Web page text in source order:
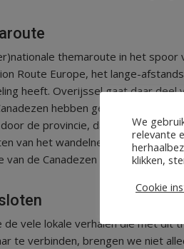
themaroute in het
Route Europe, het lange-
heeft. Overijssel gaat daar deel
hebben geleverd aan de
de provincie, dat in overleg
van het wandelnetwerk. Het
de Canadezen bij de bevrijding
vele lokale verhalen die met dit
te verbinden, brengen we niet
We
relevante
klikken,
Cookie